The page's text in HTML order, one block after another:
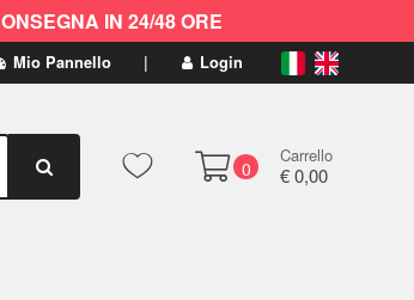
IN 24/48 ORE
Mio Pannello Login
0
Carrello
€ 0,00